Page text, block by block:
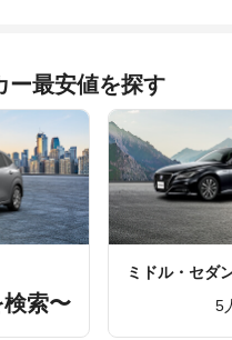
ー最安値を探す
索〜
ミドル・セダ
5